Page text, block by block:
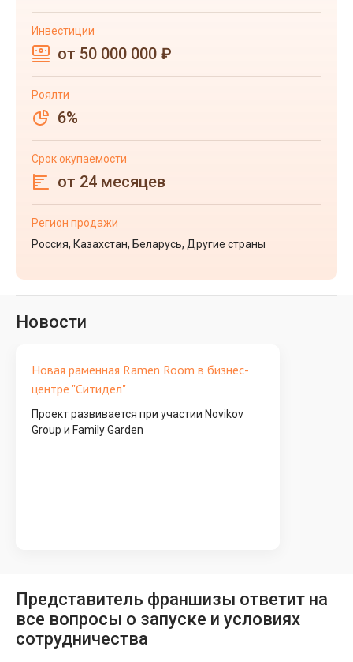
Инвестиции
от 50 000 000 ₽
Роялти
6%
Срок окупаемости
от 24 месяцев
Регион продажи
Россия, Казахстан, Беларусь, Другие страны
Новости
Новая раменная Ramen Room в бизнес-
центре "Ситидел"
Проект развивается при участии Novikov
Group и Family Garden
Представитель франшизы ответит на
все вопросы о запуске и условиях
сотрудничества